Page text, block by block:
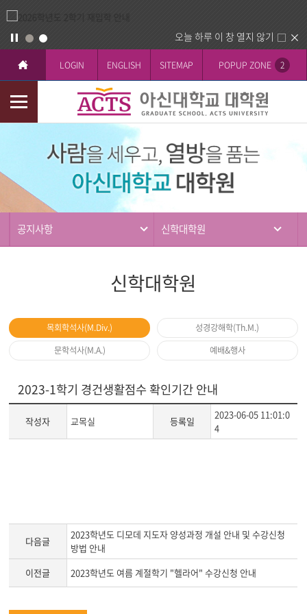
오늘 하루 이 창 열지 않기
LOGIN ENGLISH SITEMAP POPUP ZONE 2
모
바
티
공지사항 신학대학원
신학대학원
목회학석사(M.Div.)
성경강해학(Th.M.)
문학석사(M.A.)
예배&행사
2023-1학기 경건생활점수 확인기간 안내
작성자 교목실 등록일
2023-06-05 11:01:0
4
문
다음글
2023학년도 디모데 지도자 양성과정 개설 안내 및 수강신청
방법 안내
이전글
2023학년도 여름 계절학기 "헬라어" 수강신청 안내